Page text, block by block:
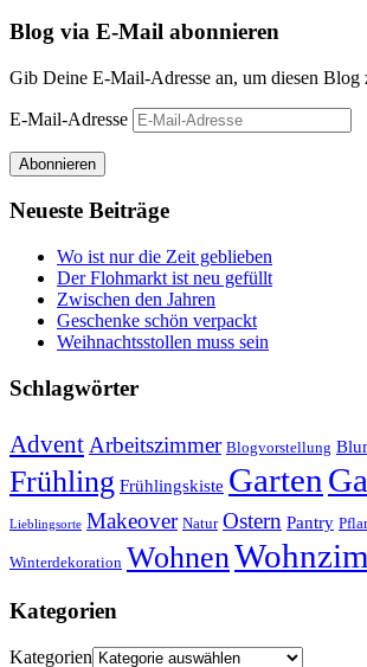
Blog via E-Mail abonnieren
Gib Deine E-Mail-Adresse an, um diesen
E-Mail-Adresse
Abonnieren
Neueste Beiträge
Wo ist nur die Zeit geblieben
Der Flohmarkt ist neu gefüllt
Zwischen den Jahren
Geschenke schön verpackt
Weihnachtsstollen muss sein
Schlagwörter
AdventArbeitszimmer Blogvorstellung
Frühling Frühlingskiste Garten
Lieblingsorte Makeover Natur Ostern Pantry
Winterdekoration Wohnen
Kategorien
Kategorien